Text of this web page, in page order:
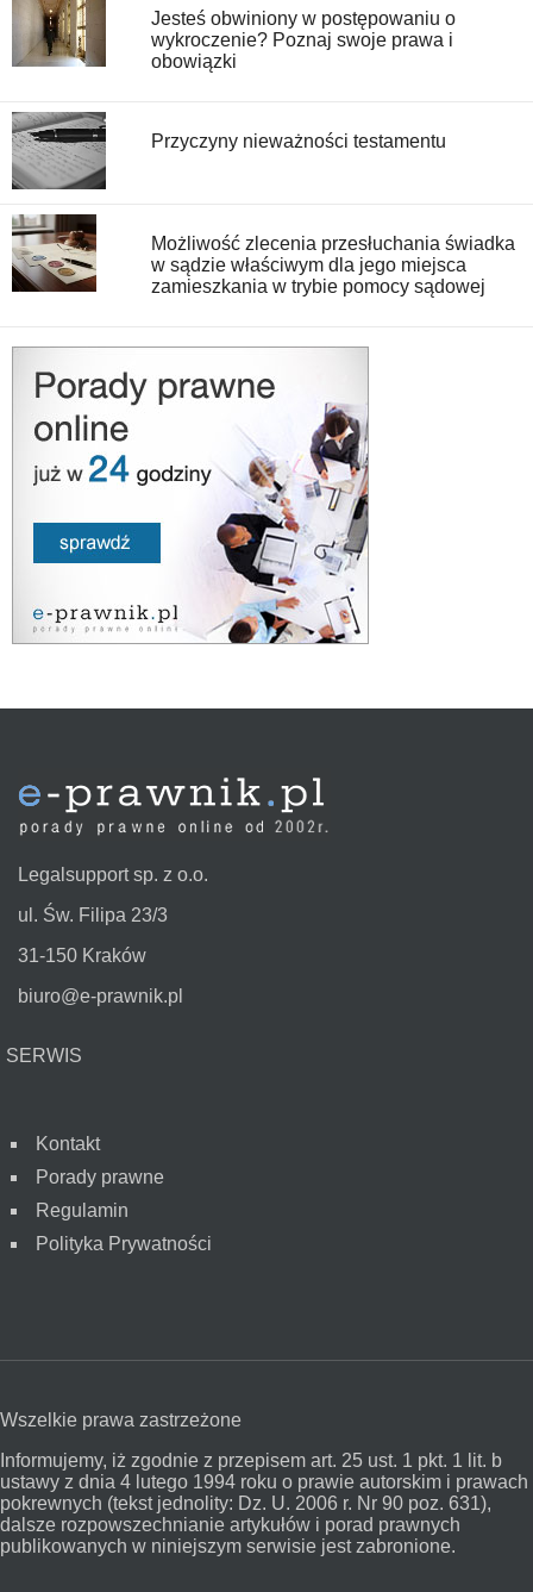
Jesteś obwiniony w postępowaniu o
wykroczenie? Poznaj swoje prawa i
obowiązki
Przyczyny nieważności testamentu
Możliwość zlecenia przesłuchania świadka
w sądzie właściwym dla jego miejsca
zamieszkania w trybie pomocy sądowej
Legalsupport sp. z o.o.
ul. Św. Filipa 23/3
31-150 Kraków
biuro@e-prawnik.pl
SERWIS
Kontakt
Porady prawne
Regulamin
Polityka Prywatności
Wszelkie prawa zastrzeżone
Informujemy, iż zgodnie z przepisem art. 25 ust. 1 pkt. 1 lit. b
ustawy z dnia 4 lutego 1994 roku o prawie autorskim i prawach
pokrewnych (tekst jednolity: Dz. U. 2006 r. Nr 90 poz. 631),
dalsze rozpowszechnianie artykułów i porad prawnych
publikowanych w niniejszym serwisie jest zabronione.